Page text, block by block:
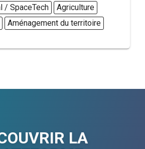
/ SpaceTech
Agriculture
Aménagement du territoire
LA